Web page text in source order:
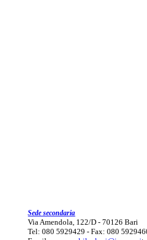
Sede secondaria
Via Amendola, 122/D - 70126 Bari
Tel: 080 5929429 - Fax: 080